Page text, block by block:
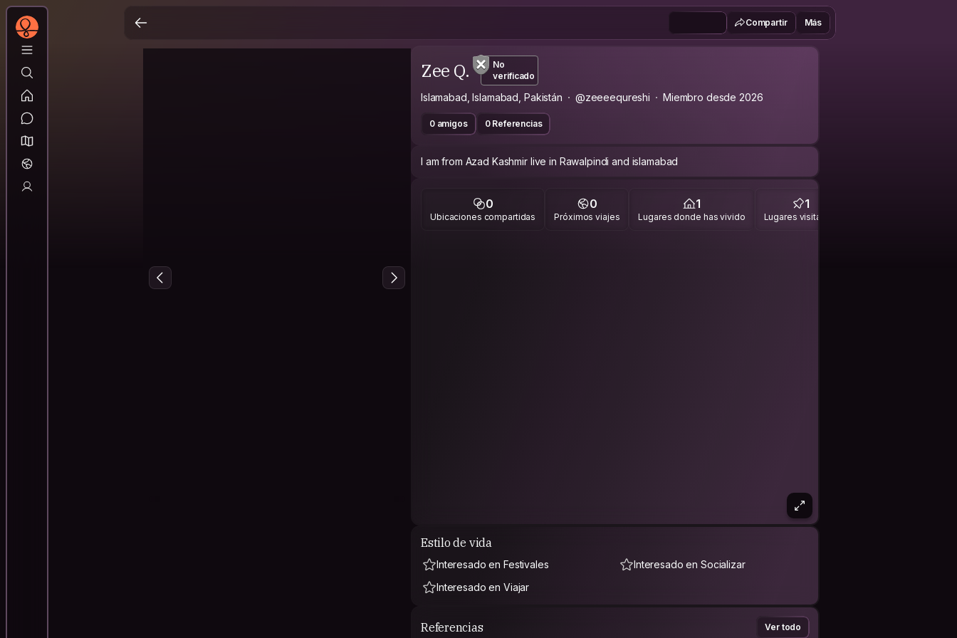
Compartir Más
Zee Q.
No
verificado
Islamabad, Islamabad, Pakistán @zeeeequreshi Miembro desde 2026
0 amigos 0 Referencias
I am from Azad Kashmir live in Rawalpindi and islamabad
0
Ubicaciones compartidas
0
Próximos viajes
1
Lugares donde has vivido
1
Lugares visitados
Estilo de vida
Interesado en Festivales
Interesado en Socializar
Interesado en Viajar
Referencias Ver todo